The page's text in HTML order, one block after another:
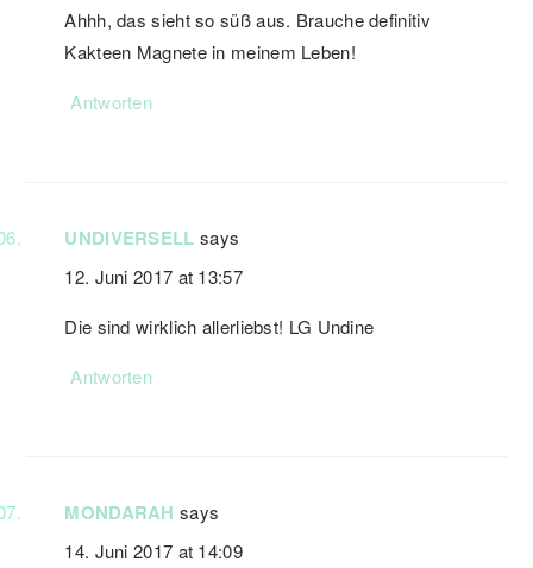
Ahhh, das sieht so süß aus. Brauche definitiv
Kakteen Magnete in meinem Leben!
Antworten
UNDIVERSELL says
12. Juni 2017 at 13:57
Die sind wirklich allerliebst! LG Undine
Antworten
MONDARAH says
14. Juni 2017 at 14:09